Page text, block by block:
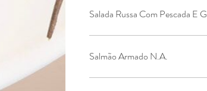
Salada Russa Com Pescada E
Salmão Armado N.A.